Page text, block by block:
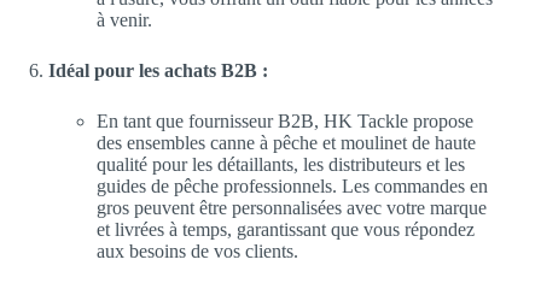
à venir.
Idéal pour les achats B2B :
En tant que fournisseur B2B, HK Tackle propose
des ensembles canne à pêche et moulinet de haute
qualité pour les détaillants, les distributeurs et les
guides de pêche professionnels. Les commandes en
gros peuvent être personnalisées avec votre marque
et livrées à temps, garantissant que vous répondez
aux besoins de vos clients.